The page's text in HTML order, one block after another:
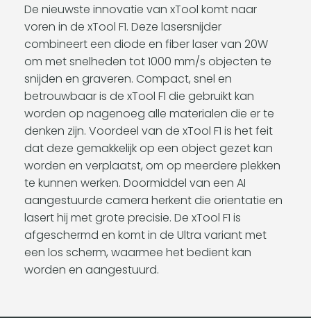
De nieuwste innovatie van xTool komt naar
voren in de xTool F1. Deze lasersnijder
combineert een diode en fiber laser van 20W
om met snelheden tot 1000 mm/s objecten te
snijden en graveren. Compact, snel en
betrouwbaar is de xTool F1 die gebruikt kan
worden op nagenoeg alle materialen die er te
denken zijn. Voordeel van de xTool F1 is het feit
dat deze gemakkelijk op een object gezet kan
worden en verplaatst, om op meerdere plekken
te kunnen werken. Doormiddel van een AI
aangestuurde camera herkent die orientatie en
lasert hij met grote precisie. De xTool F1 is
afgeschermd en komt in de Ultra variant met
een los scherm, waarmee het bedient kan
worden en aangestuurd.